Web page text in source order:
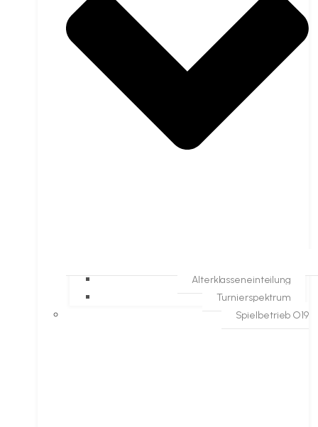
Alterklasseneinteilung
Turnierspektrum
Spielbetrieb O19